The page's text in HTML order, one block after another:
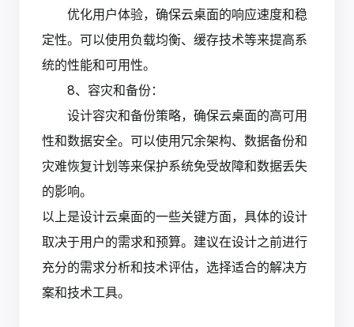
优化用户体验，确保云桌面的响应速度和稳
定性。可以使用负载均衡、缓存技术等来提高系
统的性能和可用性。
8、容灾和备份：
设计容灾和备份策略，确保云桌面的高可用
性和数据安全。可以使用冗余架构、数据备份和
灾难恢复计划等来保护系统免受故障和数据丢失
的影响。
以上是设计云桌面的一些关键方面，具体的设计
取决于用户的需求和预算。建议在设计之前进行
充分的需求分析和技术评估，选择适合的解决方
案和技术工具。‍